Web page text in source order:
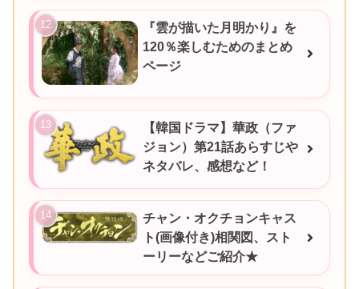
『雲が描いた月明かり』を
120％楽しむためのまとめ
ページ
【韓国ドラマ】華政（ファ
ジョン）第21話あらすじや
ネタバレ、感想など！
チャン・オクチョンキャス
ト(画像付き)相関図、スト
ーリーなどご紹介★